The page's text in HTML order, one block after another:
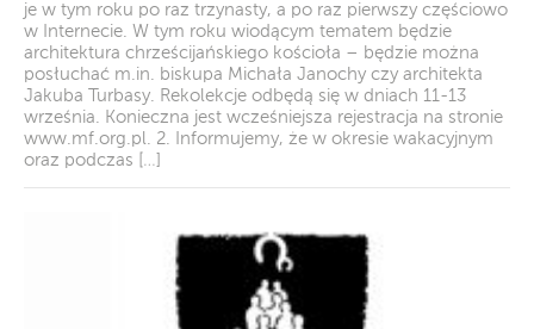
je w tym roku po raz trzynasty, a po raz pierwszy częściowo
w Internecie. W tym roku wiodącym tematem będzie
architektura chrześcijańskiego kościoła – będzie można
posłuchać m.in. biskupa Michała Janochy czy architekta
Jakuba Turbasy. Rekolekcje odbędą się w dniach 11-13
września. Konieczna jest wcześniejsza rejestracja na stronie
www.mf.org.pl. 2. Informujemy, że w okresie wakacyjnym
oraz podczas […]